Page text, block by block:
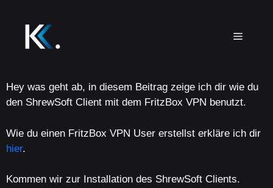
Hey was geht ab, in diesem Beitrag zeige ich dir wie du
den ShrewSoft Client mit dem FritzBox VPN benutzt.
Wie du einen FritzBox VPN User erstellst erkläre ich dir
hier.
Kommen wir zur Installation des ShrewSoft Clients.